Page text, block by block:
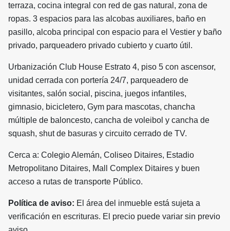
terraza, cocina integral con red de gas natural, zona de
ropas. 3 espacios para las alcobas auxiliares, baño en
pasillo, alcoba principal con espacio para el Vestier y baño
privado, parqueadero privado cubierto y cuarto útil.
Urbanización Club House Estrato 4, piso 5 con ascensor,
unidad cerrada con portería 24/7, parqueadero de
visitantes, salón social, piscina, juegos infantiles,
gimnasio, bicicletero, Gym para mascotas, chancha
múltiple de baloncesto, cancha de voleibol y cancha de
squash, shut de basuras y circuito cerrado de TV.
Cerca a: Colegio Alemán, Coliseo Ditaires, Estadio
Metropolitano Ditaires, Mall Complex Ditaires y buen
acceso a rutas de transporte Público.
Política de aviso: El área del inmueble está sujeta a
verificación en escrituras. El precio puede variar sin previo